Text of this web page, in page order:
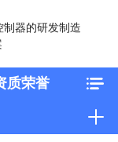
制器的研发制造
质荣誉